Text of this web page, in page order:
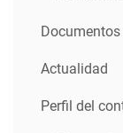
Actualidad
Perfil del